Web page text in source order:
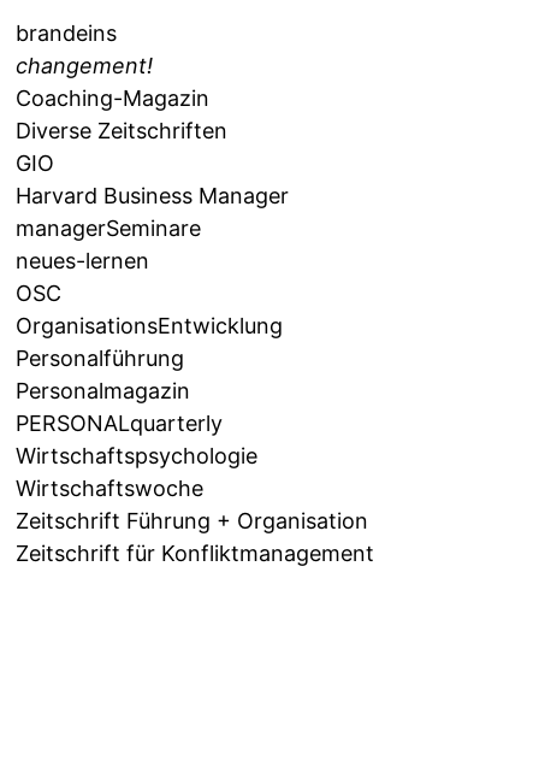
brandeins
changement!
Coaching-Magazin
Diverse Zeitschriften
GIO
Harvard Business Manager
managerSeminare
neues-lernen
OSC
OrganisationsEntwicklung
Personalführung
Personalmagazin
PERSONALquarterly
Wirtschaftspsychologie
Wirtschaftswoche
Zeitschrift Führung + Organisation
Zeitschrift für Konfliktmanagement